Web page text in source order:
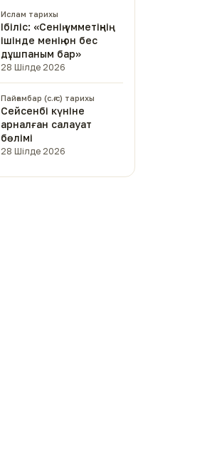
Ислам тарихы
Ібіліс: «Сенің үмметіңнің
ішінде менің он бес
дұшпаным бар»
28 Шілде 2026
Пайғамбар (с.ғ.с) тарихы
Сейсенбі күніне
арналған салауат
бөлімі
28 Шілде 2026